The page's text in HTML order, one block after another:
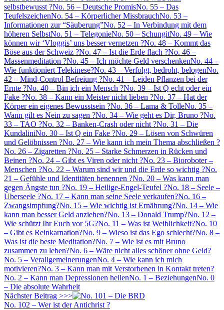
selbstbewusst ?No. 56 – Deutsche PromisNo. 55 – Das
TeufelszeichenNo. 54 – Körperlicher MissbrauchNo. 53 –
Informationen zur “Säuberung”No. 52 – In Verbindung mit dem
höheren SelbstNo. 51 – TelegonieNo. 50 – SchungitNo. 49 – Wie
können wir ‘Vloggis’ uns besser vernetzen ?No. 48 – Kommt das
Böse aus der Schweiz ?No. 47 – Ist die Erde flach ?No. 46 –
Massenmeditation ?No. 45 – Ich möchte Geld verschenkenNo. 44 –
Wie funktioniert Telekinese?No. 43 – Verfolgt, bedroht, belogenNo.
42 – Mind-Control Befreiung ?No. 41 – Leiden Pflanzen bei der
Ernte ?No. 40 – Bin ich ein Mensch ?No. 39 – Ist Q echt oder ein
Fake ?No. 38 – Kann ein Meister nicht lieben ?No. 37 – Hat der
Körper ein eigenes Bewusstsein ?No. 36 – Lama & TolleNo. 35 –
Wann gilt es Nein zu sagen ?No. 34 – Wie geht es Dir, Bruno ?No.
33 – TAO ?No. 32 – Banken-Crash oder nicht ?No. 31 – Die
KundaliniNo. 30 – Ist Q ein Fake ?No. 29 – Lösen von Schwüren
und Gelöbnissen ?No. 27 – Wie kann ich mein Thema abschließen ?
No. 26 – Zigaretten ?No. 25 – Starke Schmerzen in Rücken und
Beinen ?No. 24 – Gibt es Viren oder nicht ?No. 23 – Bioroboter –
Menschen ?No. 22 – Warum sind wir und die Erde so wichtig ?No.
21 – Gefühle und Identitäten benennen ?No. 20 – Was kann man
gegen Ängste tun ?No. 19 – Heilige-Engel-Teufel ?No. 18 – Seele –
Überseele ?No. 17 – Kann man seine Seele verkaufen?No. 16 –
Zwangsimpfung?No. 15 – Wie wichtig ist Ernährung?No. 14 – Wie
kann man besser Geld anziehen?No. 13 – Donald Trump?No. 12 –
Wie schützt Ihr Euch vor 5G?No. 11 – Was ist Weiblichkeit?No. 10
– Gibt es Reinkarnation?No. 9 – Wieso ist das Ego schlecht?No. 8 –
Was ist die beste Meditation?No. 7 – Wie ist es mit Bruno
zusammen zu leben?No. 6 – Wäre nicht alles schöner ohne Geld?
No. 5 – VerallgemeinerungenNo. 4 – Wie kann ich mich
motivieren?No. 3 – Kann man mit Verstorbenen in Kontakt treten?
No. 2 – Kann man Depressionen heilenNo. 1 – BeziehungenNo. 0
– Die absolute Wahrheit
Nächster Beitrag >>>
No. 102 – Wer ist der Antichrist ?